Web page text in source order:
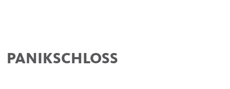
PANIKSCHLOSS